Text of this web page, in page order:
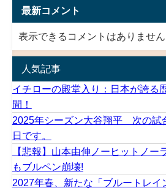
最新コメント
表示できるコメントはありません
人気記事
イチローの殿堂入り：日本が誇る
間！
2025年シーズン大谷翔平 次の試
日です。
【悲報】山本由伸ノーヒットノー
もブルペン崩壊!
2027年春、新たな「ブルートレイ